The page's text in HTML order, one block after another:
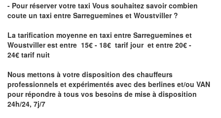
- Pour réserver votre taxi Vous souhaitez savoircombien
coute un taxi entre Sarreguemines et Woustviller ?
La tarification moyenne en taxi entre Sarreguemines et
Woustviller est entre 15€ - 18€ tarif jour et entre 20€ -
24€ tarif nuit
Nous mettons à votre disposition des chauffeurs
professionnels et expérimentés avec des berlines et/ou VAN
pour répondre à tous vos besoins de mise à disposition
24h/24, 7j/7